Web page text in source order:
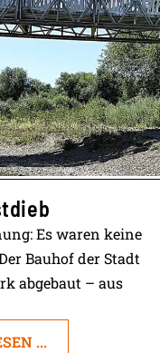
Es waren keine
Bauhof der Stadt
abgebaut – aus
...